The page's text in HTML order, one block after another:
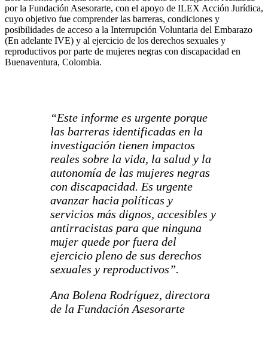
por la Fundación Asesorarte, con el apoyo de ILEX Acción Jurídica,
cuyo objetivo fue comprender las barreras, condiciones y
posibilidades de acceso a la Interrupción Voluntaria del Embarazo
(En adelante IVE) y al ejercicio de los derechos sexuales y
reproductivos por parte de mujeres negras con discapacidad en
Buenaventura, Colombia.
“Este informe es urgente porque
las barreras identificadas en la
investigación tienen impactos
reales sobre la vida, la salud y la
autonomía de las mujeres negras
con discapacidad. Es urgente
avanzar hacia políticas y
servicios más dignos, accesibles y
antirracistas para que ninguna
mujer quede por fuera del
ejercicio pleno de sus derechos
sexuales y reproductivos”.
Ana Bolena Rodríguez, directora
de la Fundación Asesorarte